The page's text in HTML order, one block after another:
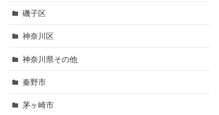
磯子区
神奈川区
神奈川県その他
秦野市
茅ヶ崎市